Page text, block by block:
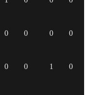
0 0 0 0
0 0 1 0